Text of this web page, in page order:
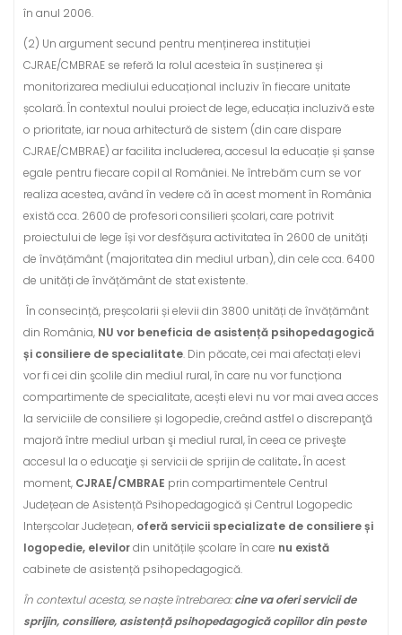
în anul 2006.
(2) Un argument secund pentru menținerea instituției
CJRAE/CMBRAE se referă la rolul acesteia în susținerea și
monitorizarea mediului educațional incluziv în fiecare unitate
școlară. În contextul noului proiect de lege, educația incluzivă este
o prioritate, iar noua arhitectură de sistem (din care dispare
CJRAE/CMBRAE) ar facilita includerea, accesul la educație și șanse
egale pentru fiecare copil al României. Ne întrebăm cum se vor
realiza acestea, având în vedere că în acest moment în România
există cca. 2600 de profesori consilieri școlari, care potrivit
proiectului de lege își vor desfășura activitatea în 2600 de unități
de învățământ (majoritatea din mediul urban), din cele cca. 6400
de unități de învățământ de stat existente.
În consecință, preșcolarii și elevii din 3800 unități de învățământ
din România, NU vor beneficia de asistență psihopedagogică
și consiliere de specialitate. Din păcate, cei mai afectați elevi
vor fi cei din şcolile din mediul rural, în care nu vor funcționa
compartimente de specialitate, acești elevi nu vor mai avea acces
la serviciile de consiliere și logopedie, creând astfel o discrepanţă
majoră între mediul urban şi mediul rural, în ceea ce priveşte
accesul la o educaţie și servicii de sprijin de calitate.În acest
moment, CJRAE/CMBRAE prin compartimentele Centrul
Județean de Asistență Psihopedagogică și Centrul Logopedic
Interșcolar Județean, oferă servicii specializate de consiliere și
logopedie, elevilordin unitățile școlare în care nu există
cabinete de asistență psihopedagogică.
În contextul acesta, se naște întrebarea:cine va oferi servicii de
sprijin, consiliere, asistență psihopedagogică copiilor din peste